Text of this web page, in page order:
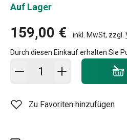
Auf Lager
159,00 € inkl. MwSt, zzgl.
Durch diesen Einkauf erhalten Sie
In den Warenkorb - Menge
Zu Favoriten hinzufügen